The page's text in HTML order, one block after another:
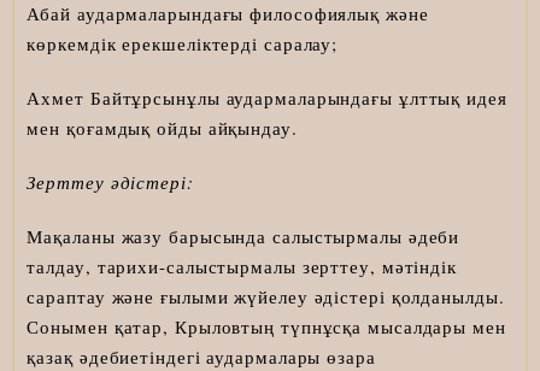
Абай аудармаларындағы философиялық және
көркемдік ерекшеліктерді саралау;
Ахмет Байтұрсынұлы аудармаларындағы ұлттық идея
мен қоғамдық ойды айқындау.
Зерттеу әдістері:
Мақаланы жазу барысында салыстырмалы әдеби
талдау, тарихи-салыстырмалы зерттеу, мәтіндік
сараптау және ғылыми жүйелеу әдістері қолданылды.
Сонымен қатар, Крыловтың түпнұсқа мысалдары мен
қазақ әдебиетіндегі аудармалары өзара